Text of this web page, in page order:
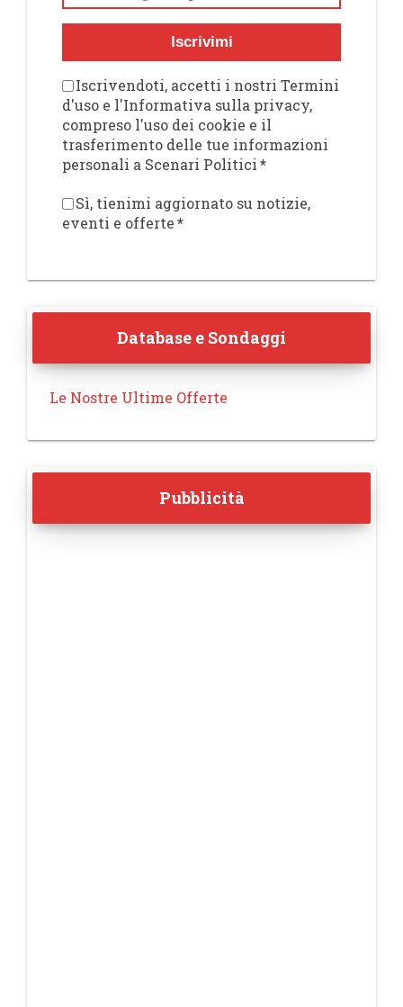
Iscrivimi
Iscrivendoti, accetti i nostri Termini
d'uso e l'Informativa sulla privacy,
compreso l'uso dei cookie e il
trasferimento delle tue informazioni
personali a Scenari Politici*
Sì, tienimi aggiornato su notizie,
eventi e offerte*
Database e Sondaggi
Le Nostre Ultime Offerte
Pubblicità